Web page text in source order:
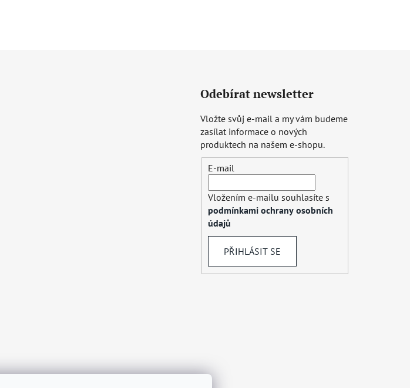
Odebírat newsletter
Vložte svůj e-mail a my vám budeme
zasílat informace o nových
produktech na našem e-shopu.
E-mail
Vložením e-mailu souhlasíte s
podmínkami ochrany osobních
údajů
PŘIHLÁSIT SE